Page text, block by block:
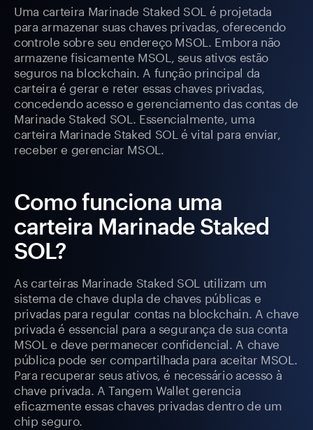
Uma carteira Marinade Staked SOL é projetada
para armazenar suas chaves privadas, oferecendo
controle sobre seu endereço MSOL. Embora não
armazene fisicamente MSOL, seus ativos estão
seguros na blockchain. A função principal da
carteira é gerar e reter essas chaves privadas,
concedendo acesso e gerenciamento das contas de
Marinade Staked SOL. Essencialmente, uma
carteira Marinade Staked SOL é vital para enviar,
receber e gerenciar MSOL.
Como funciona uma
carteira Marinade Staked
SOL?
As carteiras Marinade Staked SOL utilizam um
sistema de chave dupla de chaves públicas e
privadas para regular contas na blockchain. A chave
privada é essencial para a segurança de sua conta
MSOL e deve permanecer confidencial. A chave
pública pode ser compartilhada para aceitar MSOL.
Para recuperar seus ativos, é necessário acesso à
chave privada. A Tangem Wallet gerencia
eficazmente essas chaves privadas dentro de um
chip seguro.